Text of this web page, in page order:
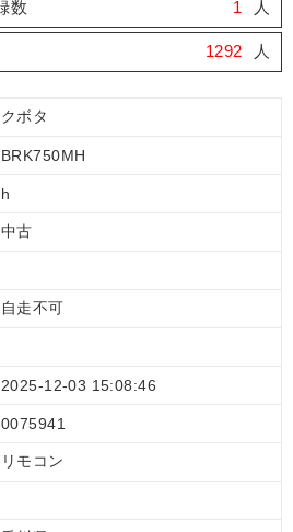
数 1 人
1292 人
クボタ
BRK750MH
h
中古
自走不可
2025-12-03 15:08:46
0075941
リモコン